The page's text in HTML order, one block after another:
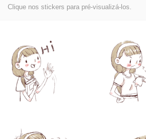
Clique nos stickers para pré-visualizá-los.